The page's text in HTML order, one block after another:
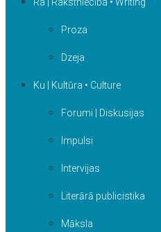
Proza
Dzeja
Ku | Kultūra • Culture
Forumi | Diskusijas
Impulsi
Intervijas
Literārā publicistika
Māksla